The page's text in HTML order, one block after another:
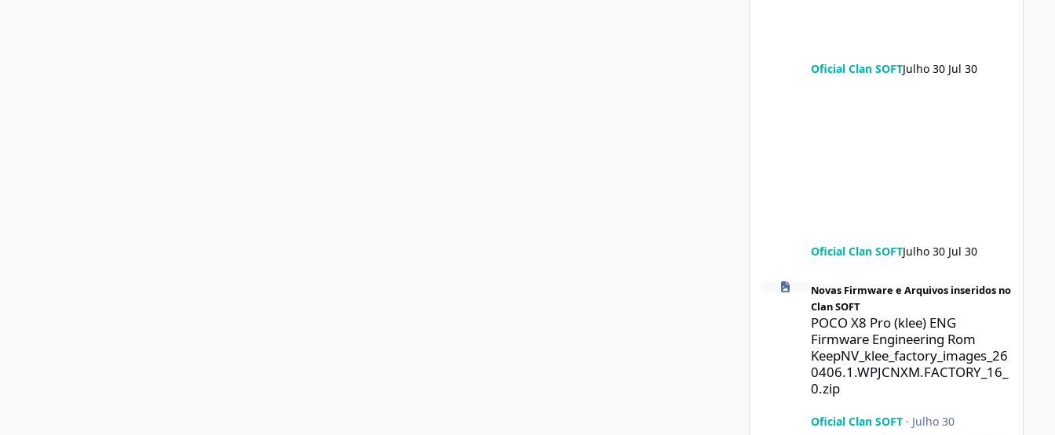
Oficial Clan SOFTJulho 30 Jul 30
Oficial Clan SOFTJulho 30 Jul 30
POCO X8 Pro (klee) ENG Firmware Engineering Rom
Novas Firmware e Arquivos inseridos no
Clan SOFT
POCO X8 Pro (klee) ENG
Firmware Engineering Rom
KeepNV_klee_factory_images_26
0406.1.WPJCNXM.FACTORY_16_
0.zip
Oficial Clan SOFT· Julho 30